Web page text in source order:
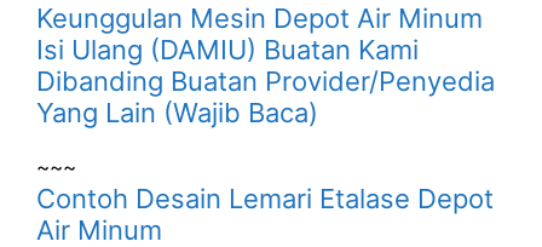
Keunggulan Mesin Depot Air Minum
Isi Ulang (DAMIU) Buatan Kami
Dibanding Buatan Provider/Penyedia
Yang Lain (Wajib Baca)
~~~
Contoh Desain Lemari Etalase Depot
Air Minum